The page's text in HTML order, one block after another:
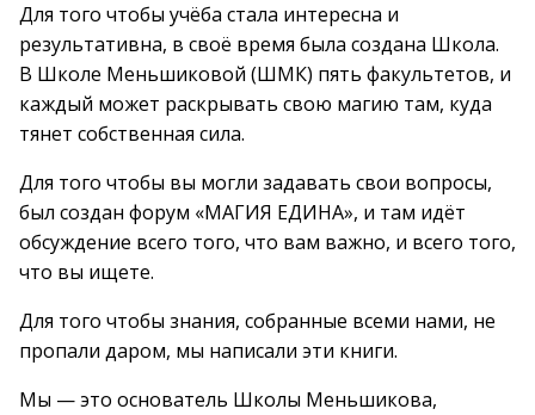
Для того чтобы учёба стала интересна и
результативна, в своё время была создана Школа.
В Школе Меньшиковой (ШМК) пять факультетов, и
каждый может раскрывать свою магию там, куда
тянет собственная сила.
Для того чтобы вы могли задавать свои вопросы,
был создан форум «МАГИЯ ЕДИНА», и там идёт
обсуждение всего того, что вам важно, и всего того,
что вы ищете.
Для того чтобы знания, собранные всеми нами, не
пропали даром, мы написали эти книги.
Мы — это основатель Школы Меньшикова,